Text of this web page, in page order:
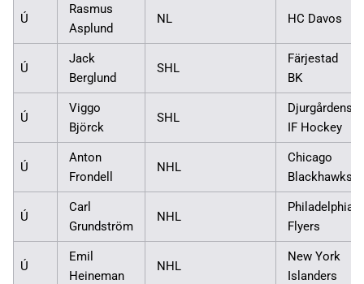
Ú
Rasmus
Asplund
NL HC Davos
Ú
Jack
Berglund
SHL
Färjestad
BK
Ú
Viggo
Björck
SHL
Djurgårdens
IF Hockey
Ú
Anton
Frondell
NHL
Chicago
Blackhawks
Ú
Carl
Grundström
NHL
Philadelphia
Flyers
Ú
Emil
Heineman
NHL
New York
Islanders